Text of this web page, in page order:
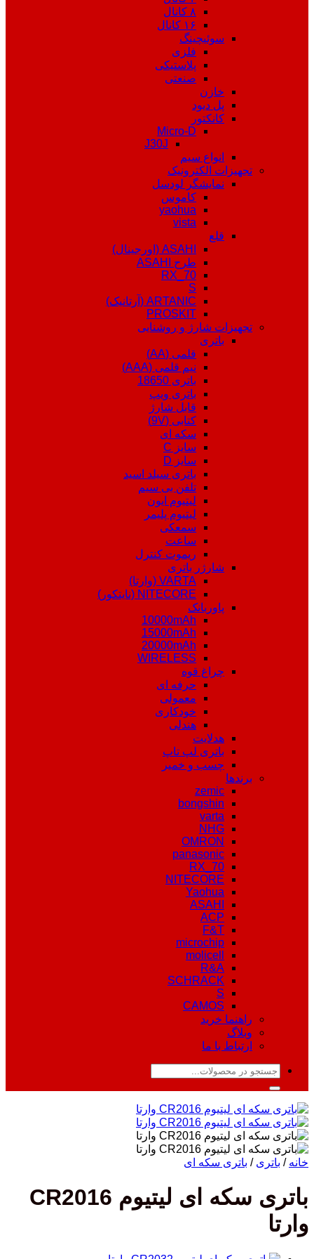
۸ کانال
۱۶ کانال
سوئیچینگ
فلزی
پلاستیکی
صنعتی
خازن
پل دیود
کانکتور
Micro-D
J30J
انواع سیم
تجهیزات الکترونیک
نمایشگر لودسل
کاموس
yaohua
vista
قلع
ASAHI (اورجینال)
طرح ASAHI
RX_70
S
ARTANIC (آرتانیک)
PROSKIT
تجهیزات شارژ و روشنایی
باتری
قلمی (AA)
نیم قلمی (AAA)
باتری 18650
باتری ویپ
قابل شارژ
کتابی (9V)
سکه ای
سایز C
سایز D
باتری سیلد اسید
تلفن بی سیم
لیتیوم ایون
لیتیوم پلیمر
سمعکی
ساعت
ریموت کنترل
شارژر باتری
VARTA (وارتا)
NITECORE (نایتکور)
پاوربانک
10000mAh
15000mAh
20000mAh
WIRELESS
چراغ قوه
حرفه ای
معمولی
خودکاری
هندلی
هدلایت
باتری لپ تاپ
چسب و خمیر
برندها
zemic
bongshin
varta
NHG
OMRON
panasonic
RX_70
NITECORE
Yaohua
ASAHI
ACP
F&T
microchip
molicell
R&A
SCHRACK
S
CAMOS
راهنما خرید
وبلاگ
ارتباط با ما
جستجو
خانه / باتری / باتری سکه ای
باتری سکه ای لیتیوم CR2016
وارتا